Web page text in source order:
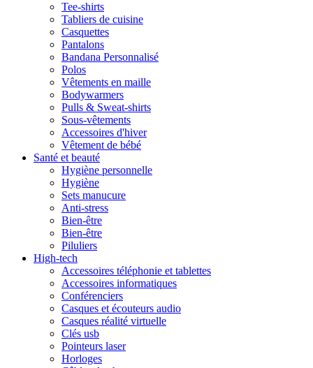
Tee-shirts
Tabliers de cuisine
Casquettes
Pantalons
Bandana Personnalisé
Polos
Vêtements en maille
Bodywarmers
Pulls & Sweat-shirts
Sous-vêtements
Accessoires d'hiver
Vêtement de bébé
Santé et beauté
Hygiène personnelle
Hygiène
Sets manucure
Anti-stress
Bien-être
Bien-être
Piluliers
High-tech
Accessoires téléphonie et tablettes
Accessoires informatiques
Conférenciers
Casques et écouteurs audio
Casques réalité virtuelle
Clés usb
Pointeurs laser
Horloges